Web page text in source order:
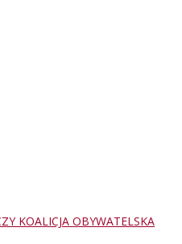
KOALICJA OBYWATELSKA